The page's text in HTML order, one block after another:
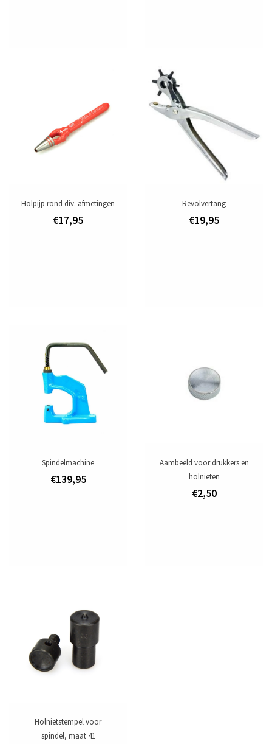
Holpijp rond div. afmetingen
€17,95
Revolvertang
€19,95
Spindelmachine
€139,95
Aambeeld voor drukkers en
holnieten
€2,50
Holnietstempel voor
spindel, maat 41